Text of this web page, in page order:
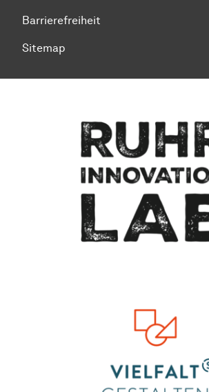
Barrierefreiheit
Sitemap